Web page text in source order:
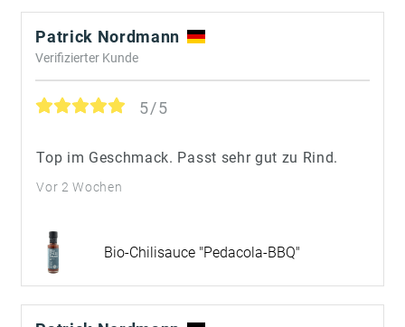
Patrick Nordmann
Verifizierter Kunde
5/5
Top im Geschmack. Passt sehr gut zu Rind.
Vor 2 Wochen
Bio-Chilisauce "Pedacola-BBQ"